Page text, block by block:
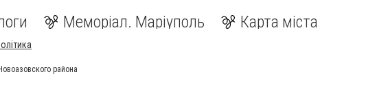
Меморіал. Маріуполь Карта міста
района